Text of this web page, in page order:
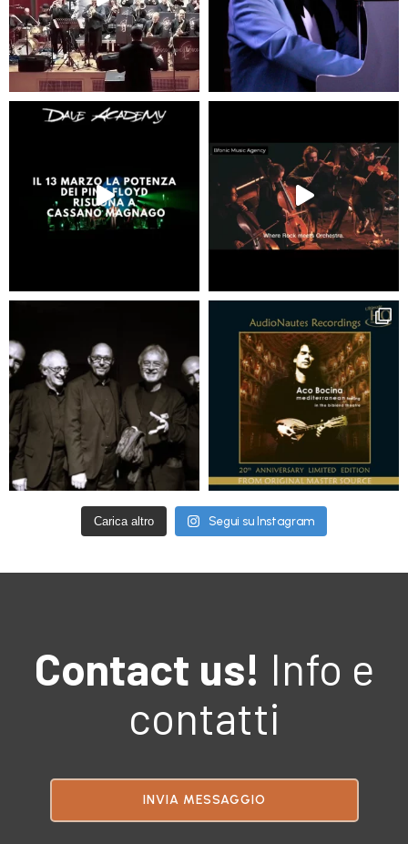
Carica altro Segui su Instagram
Contact us! Info e
contatti
INVIA MESSAGGIO